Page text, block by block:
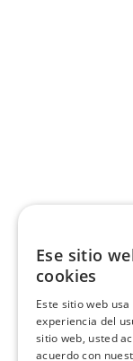
Ese sitio
cookies
Este sitio web
experiencia del
sitio web, usted
acuerdo con